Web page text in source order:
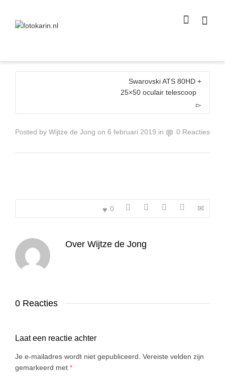
size
Super Search
Swarovski ATS 80HD +
25×50 oculair telescoop
Posted by Wijtze de Jong on 6 februari 2019 in 0 Reacties
0
Over Wijtze de Jong
0 Reacties
Laat een reactie achter
Je e-mailadres wordt niet gepubliceerd. Vereiste velden zijn
gemarkeerd met *